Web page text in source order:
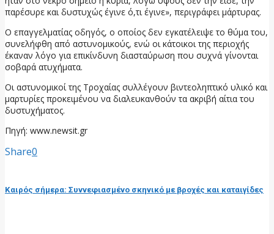
παρέσυρε και δυστυχώς έγινε ό,τι έγινε», περιγράφει μάρτυρας.
Ο επαγγελματίας οδηγός, ο οποίος δεν εγκατέλειψε το θύμα του,
συνελήφθη από αστυνομικούς, ενώ οι κάτοικοι της περιοχής
έκαναν λόγο για επικίνδυνη διασταύρωση που συχνά γίνονται
σοβαρά ατυχήματα.
Οι αστυνομικοί της Τροχαίας συλλέγουν βιντεοληπτικό υλικό και
μαρτυρίες προκειμένου να διαλευκανθούν τα ακριβή αίτια του
δυστυχήματος.
Πηγή: www.newsit.gr
Share0
Καιρός σήμερα: Συννεφιασμένο σκηνικό με βροχές και καταιγίδες